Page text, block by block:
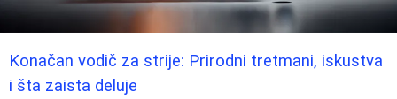
Konačan vodič za strije: Prirodni tretmani, iskustva
i šta zaista deluje